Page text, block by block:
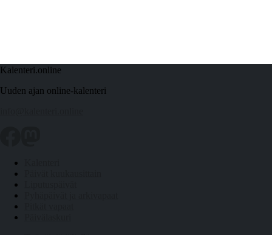
Kalenteri.online
Uuden ajan online-kalenteri